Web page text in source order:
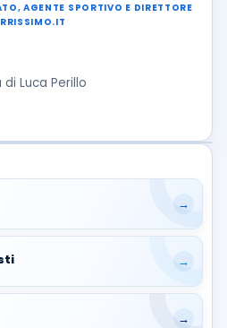
AGENTE SPORTIVO E DIRETTORE
Luca Perillo
→
→
→